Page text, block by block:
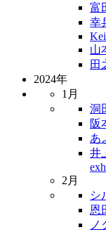
富
幸
山
田
2024年
1月
洞
阪
あ
井
2月
シ
恩